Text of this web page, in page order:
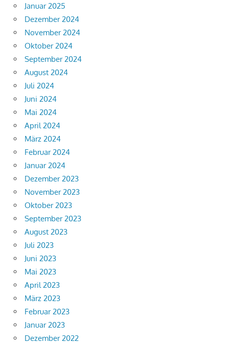
Januar 2025
Dezember 2024
November 2024
Oktober 2024
September 2024
August 2024
Juli 2024
Juni 2024
Mai 2024
April 2024
März 2024
Februar 2024
Januar 2024
Dezember 2023
November 2023
Oktober 2023
September 2023
August 2023
Juli 2023
Juni 2023
Mai 2023
April 2023
März 2023
Februar 2023
Januar 2023
Dezember 2022